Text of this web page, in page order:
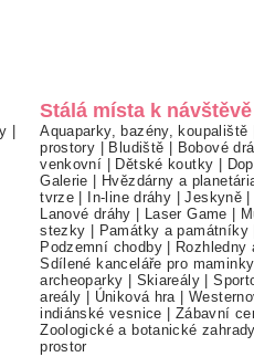
Stálá místa k návštěvě
Aquaparky, bazény, koupaliště
prostory
Bludiště Bobové
venkovní
Dětské koutky
Galerie
Hvězdárny a
tvrze
In-line dráhy |Jeskyně
Lanové dráhy
Laser Game
stezky
Památky a památníky|
Podzemní chodby|
Sdílené kanceláře pro maminky
archeoparky
Skiareály |
areály
Úniková hra|
indiánské vesnice
Zábavní
Zoologické a botanické zahrady
prostor